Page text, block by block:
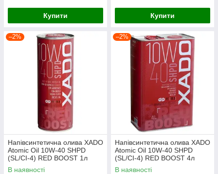
Купити Купити
–2%
Напівсинтетична олива XADO
Atomic Oil 10W-40 SHPD
(SL/CI-4) RED BOOST 1л
В наявності
–2%
Напівсинтетична олива XADO
Atomic Oil 10W-40 SHPD
(SL/CI-4) RED BOOST 4л
В наявності